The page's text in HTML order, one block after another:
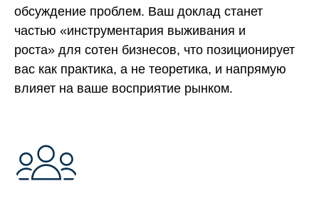
обсуждение проблем. Ваш доклад станет
частью «инструментария выживания и
роста» для сотен бизнесов, что позиционирует
вас как практика, а не теоретика, и напрямую
влияет на ваше восприятие рынком.